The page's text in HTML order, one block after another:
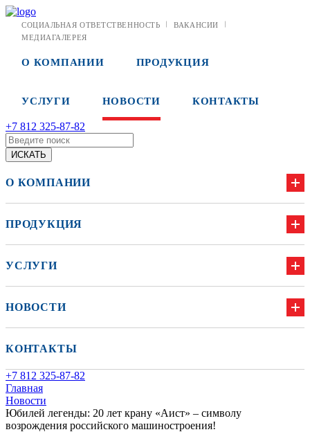
СОЦИАЛЬНАЯ ОТВЕТСТВЕННОСТЬ
ВАКАНСИИ
МЕДИАГАЛЕРЕЯ
О КОМПАНИИ ПРОДУКЦИЯ
УСЛУГИ НОВОСТИ КОНТАКТЫ
+7 812 325-87-82
О КОМПАНИИ
ПРОДУКЦИЯ
УСЛУГИ
НОВОСТИ
КОНТАКТЫ
+7 812 325-87-82
Главная
Новости
Юбилей легенды: 20 лет крану «Аист» – символу
возрождения российского машиностроения!